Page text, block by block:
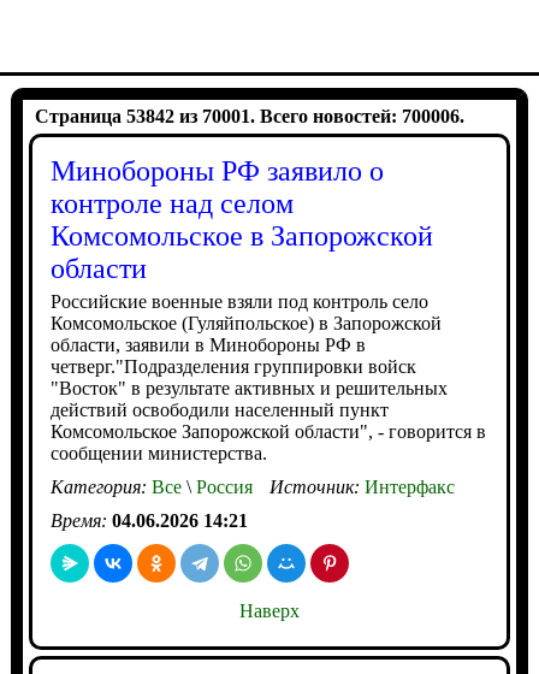
Страница 53842 из 70001. Всего новостей: 700006.
Минобороны РФ заявило о
контроле над селом
Комсомольское в Запорожской
области
Российские военные взяли под контроль село
Комсомольское (Гуляйпольское) в Запорожской
области, заявили в Минобороны РФ в
четверг."Подразделения группировки войск
"Восток" в результате активных и решительных
действий освободили населенный пункт
Комсомольское Запорожской области", - говорится в
сообщении министерства.
Категория: Все\Россия Источник: Интерфакс
Время: 04.06.2026 14:21
Наверх